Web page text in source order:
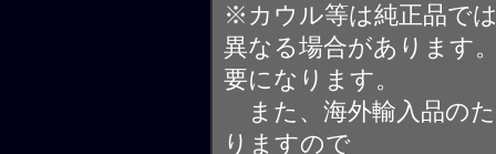
※カウル等は純正品で
異なる場合があります
要になります。
また、海外輸入品の
りますので